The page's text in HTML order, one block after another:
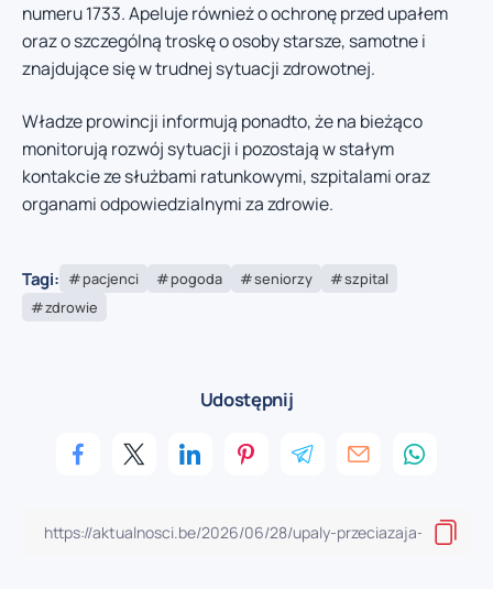
numeru 1733. Apeluje również o ochronę przed upałem
oraz o szczególną troskę o osoby starsze, samotne i
znajdujące się w trudnej sytuacji zdrowotnej.
Władze prowincji informują ponadto, że na bieżąco
monitorują rozwój sytuacji i pozostają w stałym
kontakcie ze służbami ratunkowymi, szpitalami oraz
organami odpowiedzialnymi za zdrowie.
Tagi: pacjenci pogoda seniorzy
szpital
zdrowie
Udostępnij